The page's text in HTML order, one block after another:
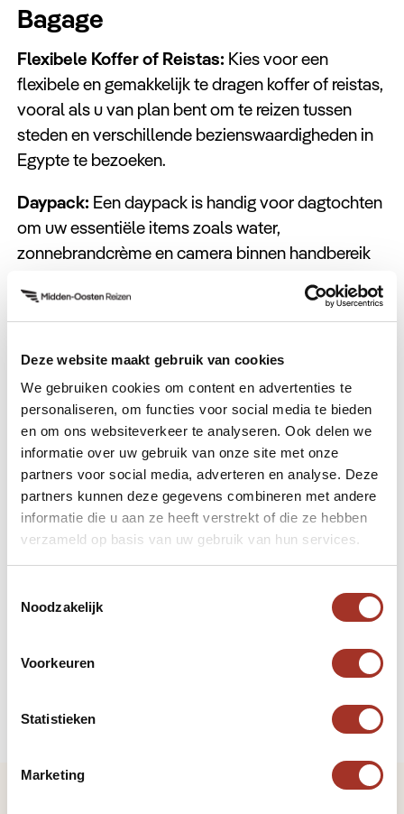
Deze website maakt gebruik van cookies
We gebruiken cookies om content en advertenties te
personaliseren, om functies voor social media te bieden
en om ons websiteverkeer te analyseren. Ook delen we
informatie over uw gebruik van onze site met onze
partners voor social media, adverteren en analyse. Deze
partners kunnen deze gegevens combineren met andere
informatie die u aan ze heeft verstrekt of die ze hebben
verzameld op basis van uw gebruik van hun services.
Noodzakelijk
Voorkeuren
Statistieken
Marketing
Bagage
Flexibele Koffer of Reistas: Kies voor een
flexibele en gemakkelijk te dragen koffer of reistas,
vooral als u van plan bent om te reizen tussen
steden en verschillende bezienswaardigheden in
Egypte te bezoeken.
Daypack: Een daypack is handig voor dagtochten
om uw essentiële items zoals water,
zonnebrandcrème en camera binnen handbereik
Zonnebrandcrème en Hydratatie:De zon in
voldoende zonnebrandcrème meeneemt. Een
herbruikbare waterfles is ook handig om
gehydrateerd te blijven, vooral tijdens excursies
naar de woestijn.
Adapter voor Elektronica:Controleer of u de
juiste stekkeradapter heeft voor uw elektronica
om deze op te laden in de Egyptische
stopcontacten.
Reisverzekering en Belangrijke
reisverzekering binnen handbereik. Maak kopieën